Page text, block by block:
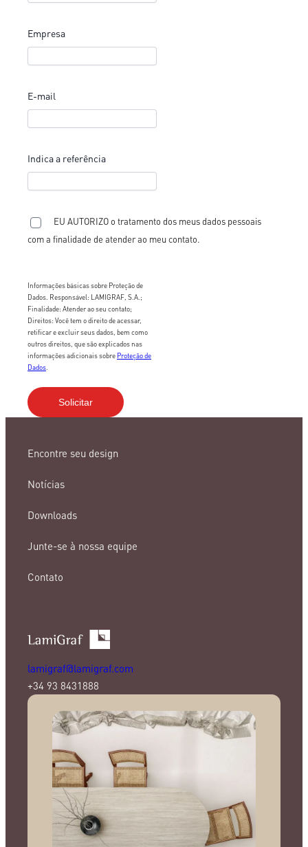
Empresa
E-mail
Indica a referência
EU AUTORIZO o tratamento dos meus dados pessoais
com a finalidade de atender ao meu contato.
Informações básicas sobre Proteção de
Dados. Responsável: LAMIGRAF, S.A.;
Finalidade: Atender ao seu contato;
Direitos: Você tem o direito de acessar,
retificar e excluir seus dados, bem como
outros direitos, que são explicados nas
informações adicionais sobre Proteção de
Dados
Encontre seu design
Notícias
Downloads
Junte-se à nossa equipe
Contato
lamigraf@lamigraf.com
+34 93 8431888